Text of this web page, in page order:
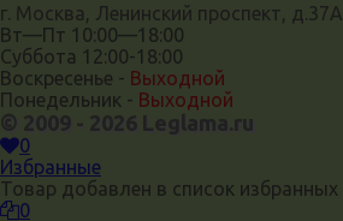
г. Москва, Ленинский проспект, д.37А
Вт—Пт 10:00—18:00
Суббота 12:00-18:00
Воскресенье - Выходной
Понедельник - Выходной
© 2009 - 2026 Leglama.ru
0
Избранные
Товар добавлен в список избранных
0